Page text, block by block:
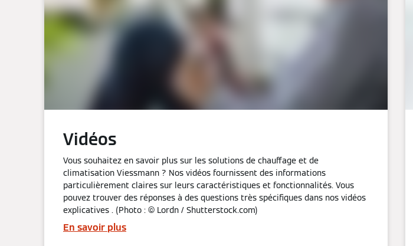
Vidéos
Vous souhaitez en savoir plus sur les solutions de chauffage et de
climatisation Viessmann ? Nos vidéos fournissent des informations
particulièrement claires sur leurs caractéristiques et fonctionnalités. Vous
pouvez trouver des réponses à des questions très spécifiques dans nos vidéos
explicatives . (Photo : © Lordn / Shutterstock.com)
En savoir plus